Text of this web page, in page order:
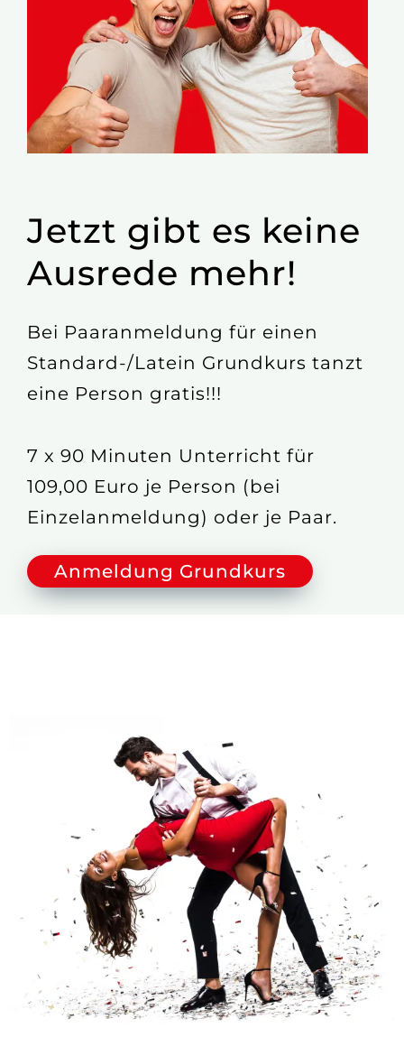
Jetzt gibt es keine
Ausrede mehr!
Bei Paaranmeldung für einen
Standard-/Latein Grundkurs tanzt
eine Person gratis!!!
7 x 90 Minuten Unterricht für
109,00 Euro je Person (bei
Einzelanmeldung) oder je Paar.
Anmeldung Grundkurs